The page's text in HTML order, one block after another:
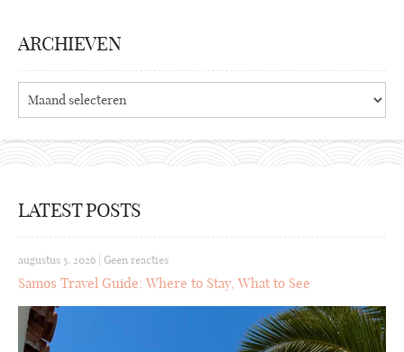
ARCHIEVEN
Archieven
LATEST POSTS
augustus 5, 2026 | Geen reacties
Samos Travel Guide: Where to Stay, What to See